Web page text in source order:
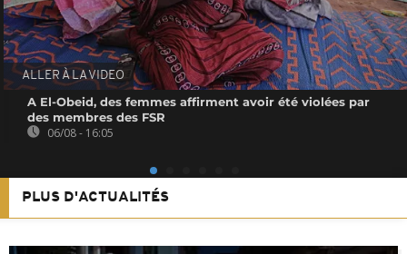
ALLER À LA VIDEO
A El-Obeid, des femmes affirment avoir été violées par
des membres des FSR
06/08 - 16:05
PLUS D'ACTUALITÉS